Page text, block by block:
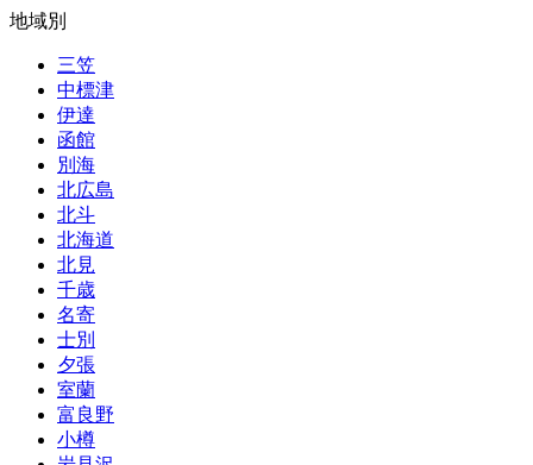
ー
地域別
三笠
中標津
伊達
函館
別海
北広島
北斗
北海道
北見
千歳
名寄
士別
夕張
室蘭
富良野
小樽